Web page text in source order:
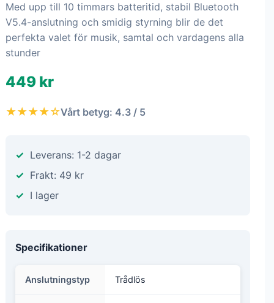
Med upp till 10 timmars batteritid, stabil Bluetooth
V5.4-anslutning och smidig styrning blir de det
perfekta valet för musik, samtal och vardagens alla
stunder
449 kr
★★★★☆Vårt betyg: 4.3 / 5
Leverans: 1-2 dagar
Frakt: 49 kr
I lager
Specifikationer
Anslutningstyp Trådlös